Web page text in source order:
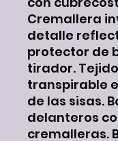
Cremallera
detalle
protector de
tirador. Tejido
transpirable
de las sisas.
delanteros
cremalleras.